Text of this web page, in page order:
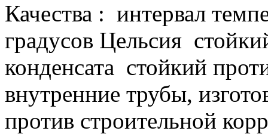
Качества : интервал
градусов Цельсия
конденсата стойкий
внутренние трубы,
против строительной